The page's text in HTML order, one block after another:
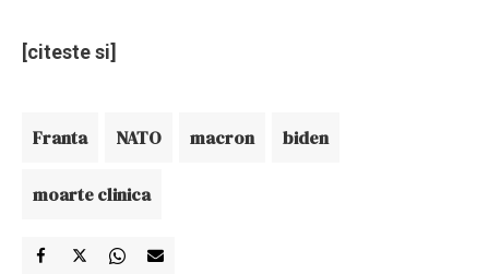
[citeste si]
Franta NATO macron biden
moarte clinica